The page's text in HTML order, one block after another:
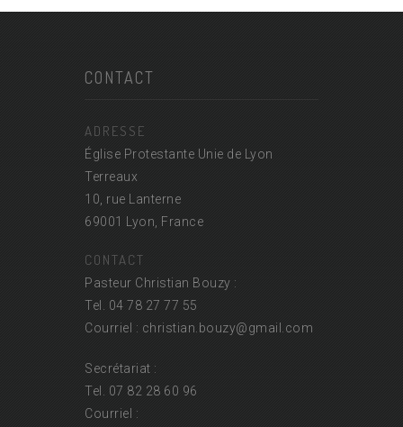
CONTACT
ADRESSE
Église Protestante Unie de Lyon
Terreaux
10, rue Lanterne
69001 Lyon, France
CONTACT
Pasteur Christian Bouzy :
Tel. 04 78 27 77 55
Courriel : christian.bouzy@gmail.com
Secrétariat :
Tel. 07 82 28 60 96
Courriel :